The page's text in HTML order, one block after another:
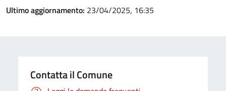
Ultimo aggiornamento: 23/04/2025, 16:35
Contatta il Comune